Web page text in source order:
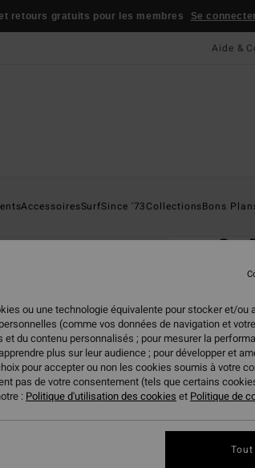
retours gratuits pour les membres Se
Aide &
AccessoiresSurfSince '73CollectionsBons
So
Haut
ECO-
ou une technologie équivalente pour stocker et/ou
(comme vos données de navigation et
du contenu personnalisés ; pour mesurer la
plus sur leur audience ; pour développer et
pour accepter ou non les cookies soumis à votre
pas de votre consentement (tels que certains
: Politique d'utilisation des cookies et Politique de